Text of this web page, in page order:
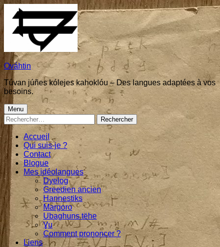
content
Ováhtin
Túvan júñes kólejes kahoklóu – Des langues adaptées à vos
besoins.
Primary
Menu
Menu
Rechercher :
Accueil
Qui suis-je ?
Contact
Blogue
Mes idéolangues
Dyelog
Greedien ancien
Hannestiks
Margoro
Ubaghuns tëhe
Ɣu
Comment prononcer ?
Liens